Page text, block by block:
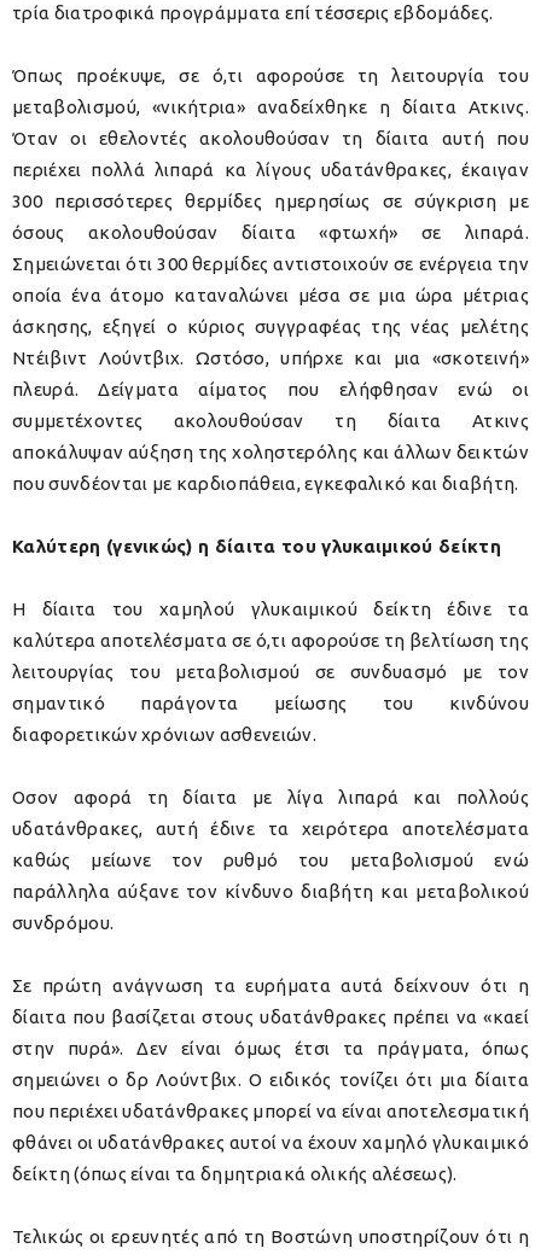
τρία διατροφικά προγράμματα επί τέσσερις εβδομάδες.
Όπως προέκυψε, σε ό,τι αφορούσε τη λειτουργία του
μεταβολισμού, «νικήτρια» αναδείχθηκε η δίαιτα Ατκινς.
Όταν οι εθελοντές ακολουθούσαν τη δίαιτα αυτή που
περιέχει πολλά λιπαρά κα λίγους υδατάνθρακες, έκαιγαν
300 περισσότερες θερμίδες ημερησίως σε σύγκριση με
όσους ακολουθούσαν δίαιτα «φτωχή» σε λιπαρά.
Σημειώνεται ότι 300 θερμίδες αντιστοιχούν σε ενέργεια την
οποία ένα άτομο καταναλώνει μέσα σε μια ώρα μέτριας
άσκησης, εξηγεί ο κύριος συγγραφέας της νέας μελέτης
Ντέιβιντ Λούντβιχ. Ωστόσο, υπήρχε και μια «σκοτεινή»
πλευρά. Δείγματα αίματος που ελήφθησαν ενώ οι
συμμετέχοντες ακολουθούσαν τη δίαιτα Ατκινς
αποκάλυψαν αύξηση της χοληστερόλης και άλλων δεικτών
που συνδέονται με καρδιοπάθεια, εγκεφαλικό και διαβήτη.
Καλύτερη (γενικώς) η δίαιτα του γλυκαιμικού δείκτη
Η δίαιτα του χαμηλού γλυκαιμικού δείκτη έδινε τα
καλύτερα αποτελέσματα σε ό,τι αφορούσε τη βελτίωση της
λειτουργίας του μεταβολισμού σε συνδυασμό με τον
σημαντικό παράγοντα μείωσης του κινδύνου
διαφορετικών χρόνιων ασθενειών.
Οσον αφορά τη δίαιτα με λίγα λιπαρά και πολλούς
υδατάνθρακες, αυτή έδινε τα χειρότερα αποτελέσματα
καθώς μείωνε τον ρυθμό του μεταβολισμού ενώ
παράλληλα αύξανε τον κίνδυνο διαβήτη και μεταβολικού
συνδρόμου.
Σε πρώτη ανάγνωση τα ευρήματα αυτά δείχνουν ότι η
δίαιτα που βασίζεται στους υδατάνθρακες πρέπει να «καεί
στην πυρά». Δεν είναι όμως έτσι τα πράγματα, όπως
σημειώνει ο δρ Λούντβιχ. Ο ειδικός τονίζει ότι μια δίαιτα
που περιέχει υδατάνθρακες μπορεί να είναι αποτελεσματική
φθάνει οι υδατάνθρακες αυτοί να έχουν χαμηλό γλυκαιμικό
δείκτη (όπως είναι τα δημητριακά ολικής αλέσεως).
Τελικώς οι ερευνητές από τη Βοστώνη υποστηρίζουν ότι η